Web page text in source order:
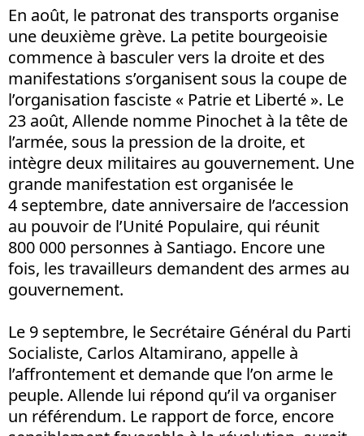
En août, le patronat des transports organise
une deuxième grève. La petite bourgeoisie
commence à basculer vers la droite et des
manifestations s’organisent sous la coupe de
l’organisation fasciste « Patrie et Liberté ». Le
23 août, Allende nomme Pinochet à la tête de
l’armée, sous la pression de la droite, et
intègre deux militaires au gouvernement. Une
grande manifestation est organisée le
4 septembre, date anniversaire de l’accession
au pouvoir de l’Unité Populaire, qui réunit
800 000 personnes à Santiago. Encore une
fois, les travailleurs demandent des armes au
gouvernement.
Le 9 septembre, le Secrétaire Général du Parti
Socialiste, Carlos Altamirano, appelle à
l’affrontement et demande que l’on arme le
peuple. Allende lui répond qu’il va organiser
un référendum. Le rapport de force, encore